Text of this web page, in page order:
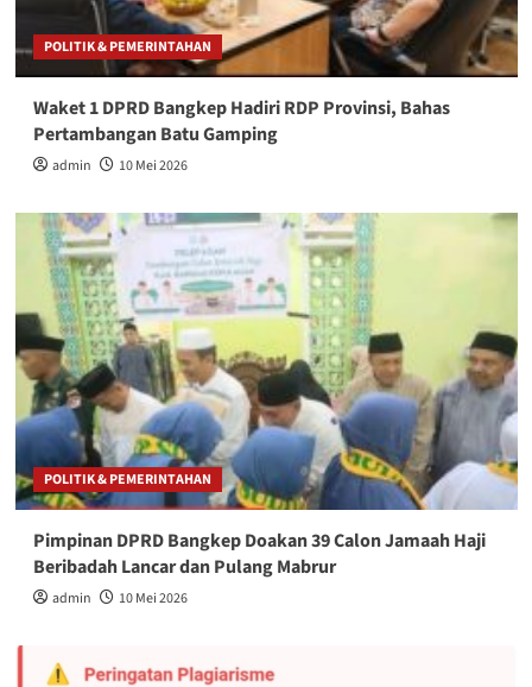
POLITIK & PEMERINTAHAN
Waket 1 DPRD Bangkep Hadiri RDP Provinsi, Bahas
Pertambangan Batu Gamping
admin 10 Mei 2026
POLITIK & PEMERINTAHAN
Pimpinan DPRD Bangkep Doakan 39 Calon Jamaah Haji
Beribadah Lancar dan Pulang Mabrur
admin 10 Mei 2026